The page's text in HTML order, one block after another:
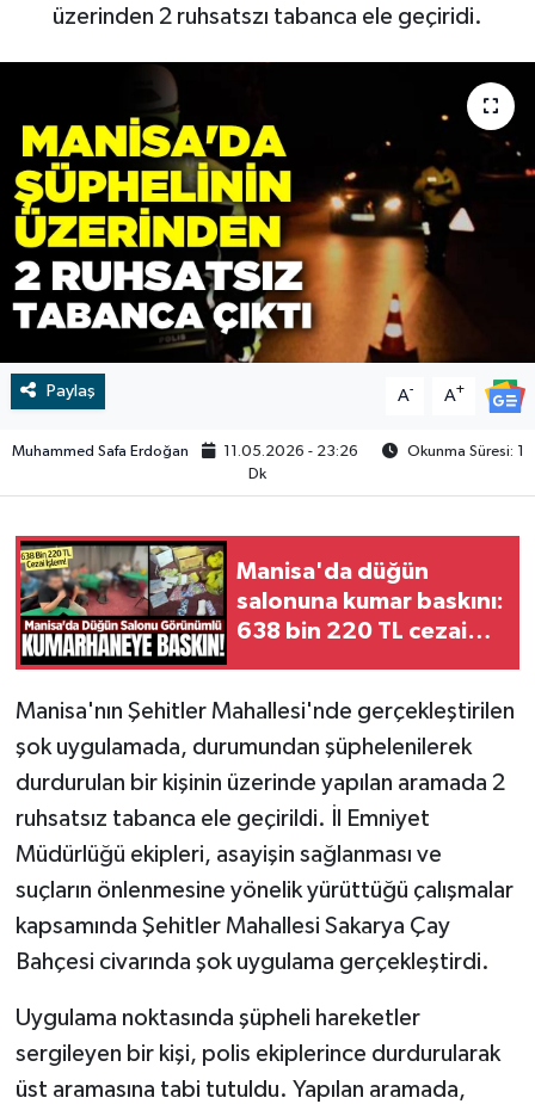
üzerinden 2 ruhsatszı tabanca ele geçiridi.
Paylaş A- A+
Muhammed Safa Erdoğan 11.05.2026 - 23:26
Okunma Süresi: 1
Dk
Manisa'da düğün
salonuna kumar baskını:
638 bin 220 TL cezai
Manisa'nın Şehitler Mahallesi'nde gerçekleştirilen
şok uygulamada, durumundan şüphelenilerek
durdurulan bir kişinin üzerinde yapılan aramada 2
ruhsatsız tabanca ele geçirildi. İl Emniyet
Müdürlüğü ekipleri, asayişin sağlanması ve
suçların önlenmesine yönelik yürüttüğü çalışmalar
kapsamında Şehitler Mahallesi Sakarya Çay
Bahçesi civarında şok uygulama gerçekleştirdi.
Uygulama noktasında şüpheli hareketler
sergileyen bir kişi, polis ekiplerince durdurularak
üst aramasına tabi tutuldu. Yapılan aramada,
BİLİM VE TEKNOLOJİ
Tarih
Çevre
Dünya
Künye
Video